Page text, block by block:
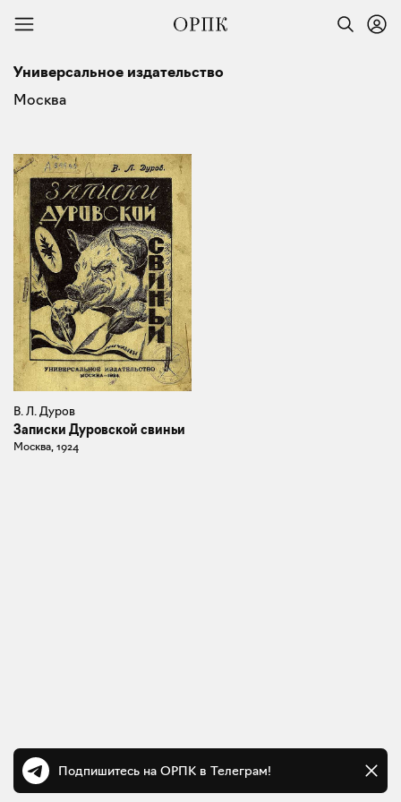
Универсальное издательство
Москва
В. Л. Дуров
Записки Дуровской свиньи
Москва, 1924
Подпишитесь на ОРПК в Телеграм!